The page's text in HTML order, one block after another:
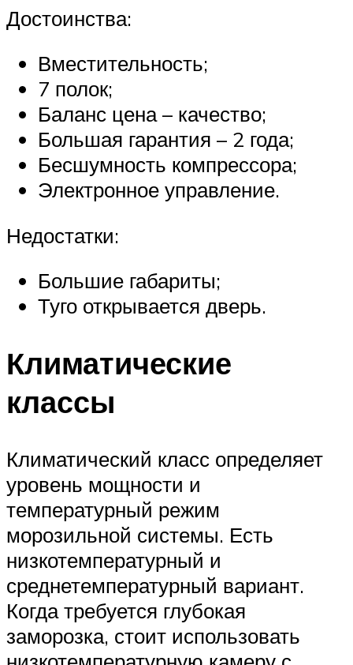
Достоинства:
Вместительность;
7 полок;
Баланс цена – качество;
Большая гарантия – 2 года;
Бесшумность компрессора;
Электронное управление.
Недостатки:
Большие габариты;
Туго открывается дверь.
Климатические
классы
Климатический класс определяет
уровень мощности и
температурный режим
морозильной системы. Есть
низкотемпературный и
среднетемпературный вариант.
Когда требуется глубокая
заморозка, стоит использовать